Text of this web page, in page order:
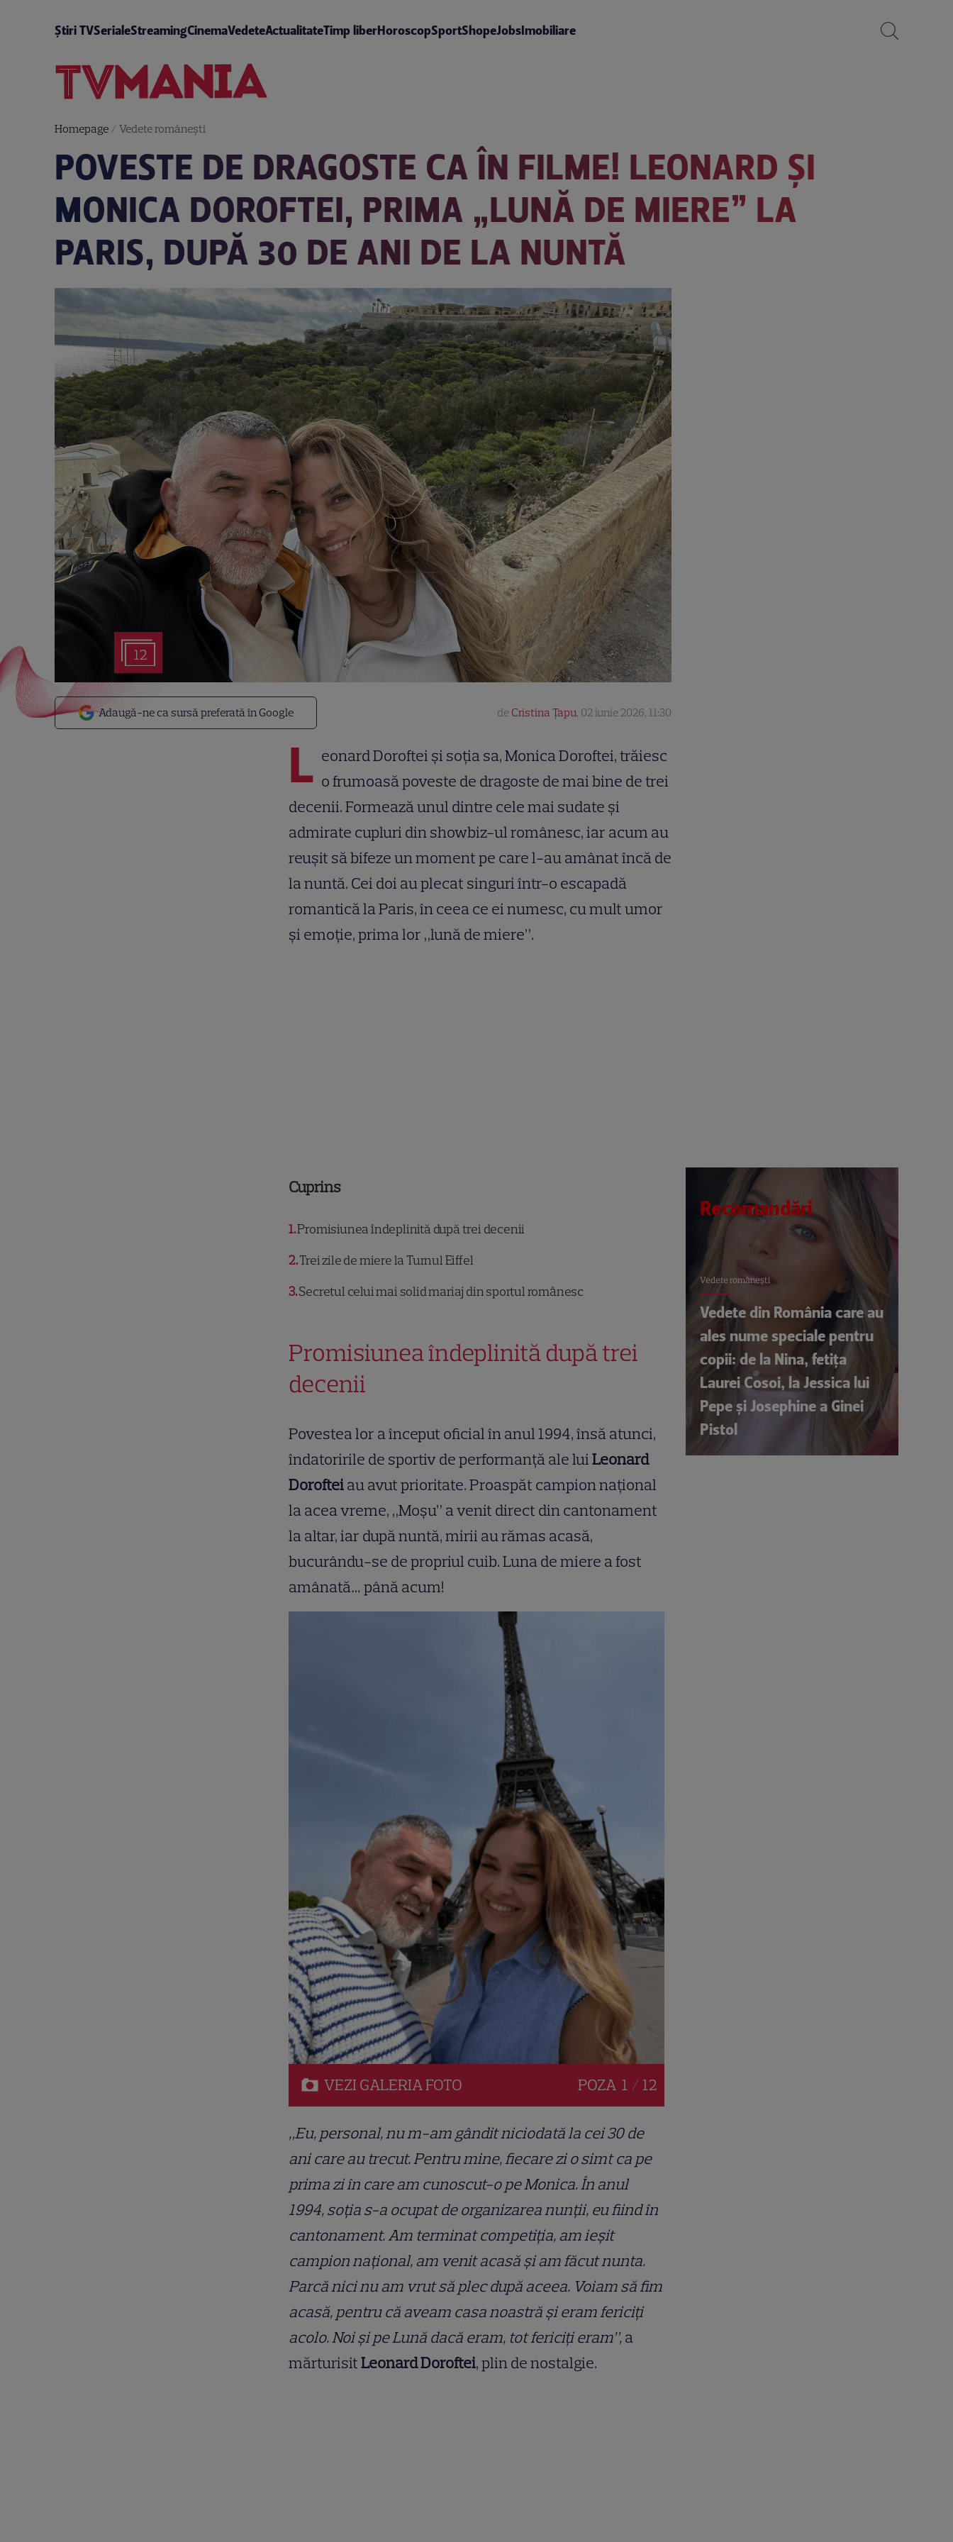
Știri TVSerialeStreamingCinemaVedeteActualitateTimp liberHoroscopSportShopeJobsImobiliare
Homepage/ Vedete româneşti
POVESTE DE DRAGOSTE CA ÎN FILME! LEONARD ȘI
MONICA DOROFTEI, PRIMA „LUNĂ DE MIERE” LA
PARIS, DUPĂ 30 DE ANI DE LA NUNTĂ
12
Adaugă-ne ca sursă preferată în Google de Cristina Țapu, 02 iunie 2026, 11:30
L eonard Doroftei și soția sa, Monica Doroftei, trăiesc
o frumoasă poveste de dragoste de mai bine de trei
decenii. Formează unul dintre cele mai sudate și
admirate cupluri din showbiz-ul românesc, iar acum au
reușit să bifeze un moment pe care l-au amânat încă de
la nuntă. Cei doi au plecat singuri într-o escapadă
romantică la Paris, în ceea ce ei numesc, cu mult umor
și emoție, prima lor „lună de miere”.
Cuprins
1Promisiunea îndeplinită după trei decenii
2Trei zile de miere la Turnul Eiffel
3Secretul celui mai solid mariaj din sportul românesc
Promisiunea îndeplinită după trei
decenii
Povestea lor a început oficial în anul 1994, însă atunci,
îndatoririle de sportiv de performanță ale luiLeonard
Dorofteiau avut prioritate. Proaspăt campion național
la acea vreme, „Moșu” a venit direct din cantonament
la altar, iar după nuntă, mirii au rămas acasă,
bucurându-se de propriul cuib. Luna de miere a fost
amânată… până acum!
VEZI GALERIAFOTO POZA 1 / 12
„Eu, personal, nu m-am gândit niciodată la cei 30 de
ani care au trecut. Pentru mine, fiecare zi o simt ca pe
prima zi în care am cunoscut-o pe Monica. În anul
1994, soția s-a ocupat de organizarea nunții, eu fiind în
cantonament. Am terminat competiția, am ieșit
campion național, am venit acasă și am făcut nunta.
Parcă nici nu am vrut să plec după aceea. Voiam să fim
acasă, pentru că aveam casa noastră și eram fericiți
acolo. Noi și pe Lună dacă eram, tot fericiți eram”,a
mărturisitLeonard Doroftei, plin de nostalgie.
Recomandări
Vedete româneşti
Vedete din România care au
ales nume speciale pentru
copii: de la Nina, fetița
Laurei Cosoi, la Jessica lui
Pepe și Josephine a Ginei
Pistol